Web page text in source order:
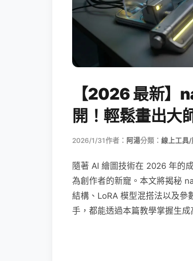
【2026 最新】
開！輕鬆畫出大
2026/1/31作者： 阿湯分類： 線上工具/
隨著 AI 繪圖技術在 2026 年的
為創作者的新寵。本文將揭秘
結構、LoRA 模型混搭法以及參
手，都能透過本篇教學掌握生